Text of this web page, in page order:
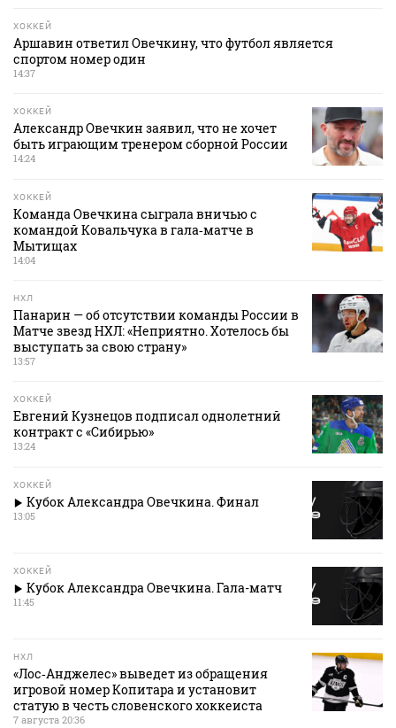
ХОККЕЙ
Аршавин ответил Овечкину, что футбол является
спортом номер один
14:37
ХОККЕЙ
Александр Овечкин заявил, что не хочет
быть играющим тренером сборной России
14:24
ХОККЕЙ
Команда Овечкина сыграла вничью с
командой Ковальчука в гала‑матче в
Мытищах
14:04
НХЛ
Панарин — об отсутствии команды России в
Матче звезд НХЛ: «Неприятно. Хотелось бы
выступать за свою страну»
13:57
ХОККЕЙ
Евгений Кузнецов подписал однолетний
контракт с «Сибирью»
13:24
ХОККЕЙ
Кубок Александра Овечкина. Финал
13:05
ХОККЕЙ
Кубок Александра Овечкина. Гала-матч
11:45
НХЛ
«Лос‑Анджелес» выведет из обращения
игровой номер Копитара и установит
статую в честь словенского хоккеиста
7 августа 20:36